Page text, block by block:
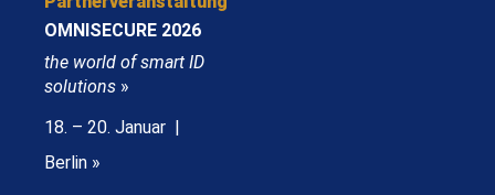
OMNISECURE 2026
the world of smart ID
solutions »
18. – 20. Januar |
Berlin »